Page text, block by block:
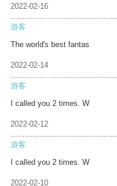
2022-02-16
游客
The world's best fantas
2022-02-14
游客
I called you 2 times. W
2022-02-12
游客
I called you 2 times. W
2022-02-10